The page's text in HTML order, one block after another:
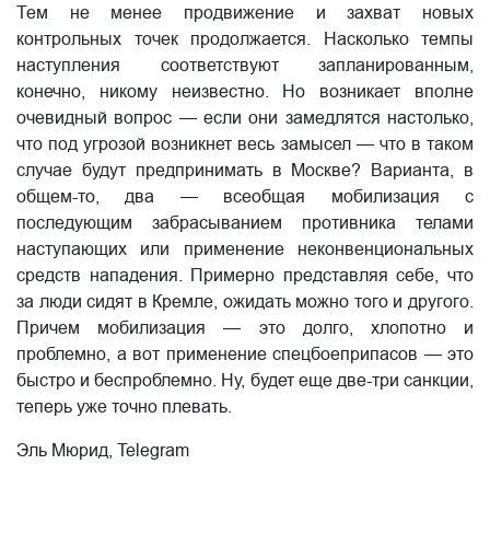
Тем не менее продвижение и захват новых
контрольных точек продолжается. Насколько темпы
наступления соответствуют запланированным,
конечно, никому неизвестно. Но возникает вполне
очевидный вопрос — если они замедлятся настолько,
что под угрозой возникнет весь замысел — что в таком
случае будут предпринимать в Москве? Варианта, в
общем-то, два — всеобщая мобилизация с
последующим забрасыванием противника телами
наступающих или применение неконвенциональных
средств нападения. Примерно представляя себе, что
за люди сидят в Кремле, ожидать можно того и другого.
Причем мобилизация — это долго, хлопотно и
проблемно, а вот применение спецбоеприпасов — это
быстро и беспроблемно. Ну, будет еще две-три санкции,
теперь уже точно плевать.
Эль Мюрид, Telegram